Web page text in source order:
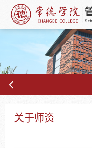
关于师资